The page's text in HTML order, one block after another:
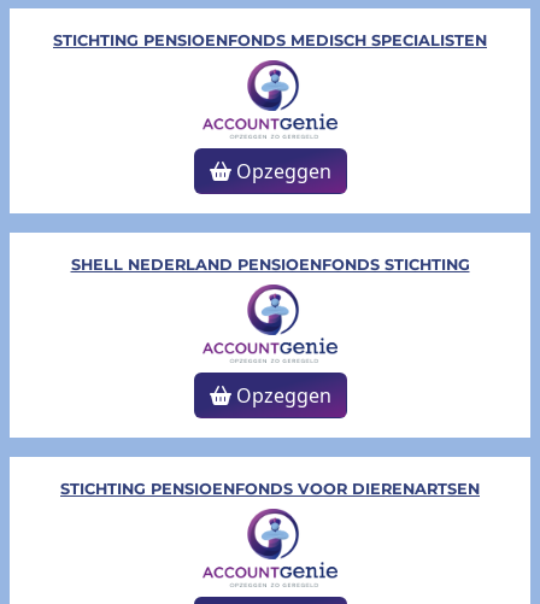
STICHTING PENSIOENFONDS MEDISCH SPECIALISTEN
Opzeggen
SHELL NEDERLAND PENSIOENFONDS STICHTING
Opzeggen
STICHTING PENSIOENFONDS VOOR DIERENARTSEN